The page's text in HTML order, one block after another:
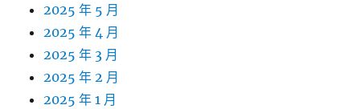
2025 年 5 月
2025 年 4 月
2025 年 3 月
2025 年 2 月
2025 年 1 月